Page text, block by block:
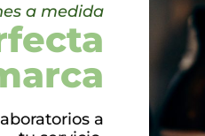
a medida
a